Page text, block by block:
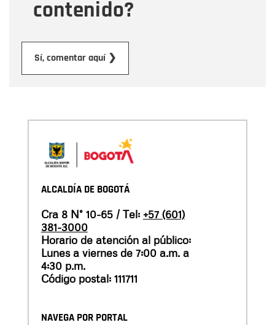
contenido?
Sí, comentar aquí ❯
ALCALDÍA DE BOGOTÁ
Cra 8 N° 10-65 / Tel: +57 (601)
381-3000
Horario de atención al público:
Lunes a viernes de 7:00 a.m. a
4:30 p.m.
Código postal: 111711
NAVEGA POR PORTAL